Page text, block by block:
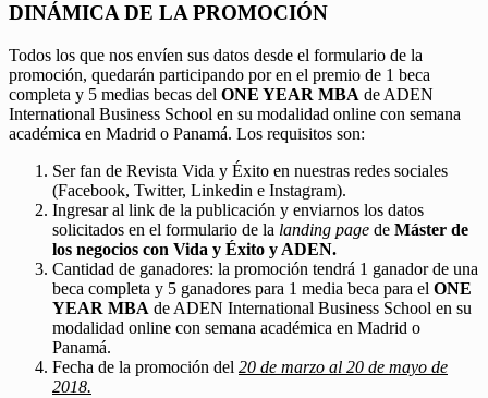
DINÁMICA DE LA PROMOCIÓN
Todos los que nos envíen sus datos desde el formulario de la
promoción, quedarán participando por en el premio de 1 beca
completa y 5 medias becas del ONE YEAR MBA de ADEN
International Business School en su modalidad online con semana
académica en Madrid o Panamá. Los requisitos son:
Ser fan de Revista Vida y Éxito en nuestras redes sociales
(Facebook, Twitter, Linkedin e Instagram).
Ingresar al link de la publicación y enviarnos los datos
solicitados en el formulario de la landing page de Máster de
los negocios con Vida y Éxito y ADEN.
Cantidad de ganadores: la promoción tendrá 1 ganador de una
beca completa y 5 ganadores para 1 media beca para el ONE
YEAR MBA de ADEN International Business School en su
modalidad online con semana académica en Madrid o
Panamá.
Fecha de la promoción del 20 de marzo al 20 de mayo de
2018.